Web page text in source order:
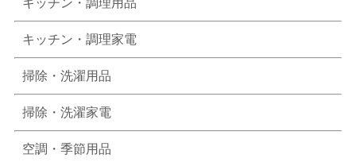
キッチン・調理用品
キッチン・調理家電
掃除・洗濯用品
掃除・洗濯家電
空調・季節用品